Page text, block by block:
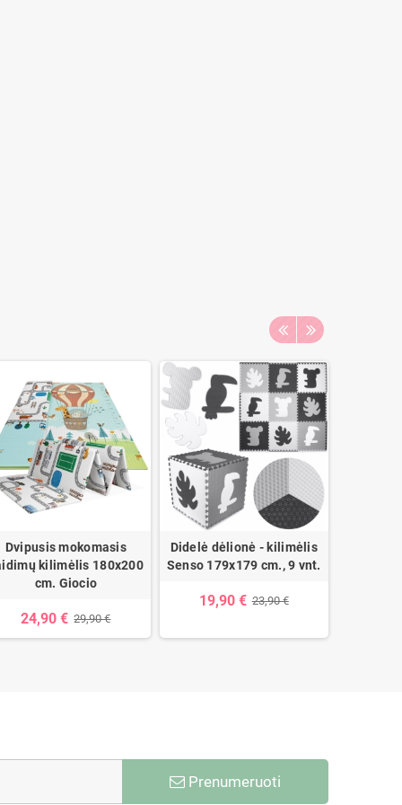
Dvipusis mokomasis
kilimėlis 180x200
cm. Giocio
24,90 € 29,90 €
Didelė dėlionė - kilimėlis
Senso 179x179 cm., 9 vnt.
19,90 € 23,90 €
Prenumeruoti